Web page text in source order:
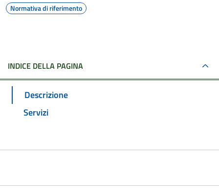
Normativa di riferimento
INDICE DELLA PAGINA
Descrizione
Servizi